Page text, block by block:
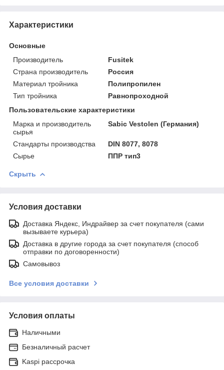
Характеристики
Основные
Производитель
Fusitek
Страна производитель
Россия
Материал тройника
Полипропилен
Тип тройника
Равнопроходной
Пользовательские характеристики
Марка и производитель
сырья
Sabic Vestolen (Германия)
Стандарты производства
DIN 8077, 8078
Сырье
ППР тип3
Скрыть
Условия доставки
Доставка Яндекс, Индрайвер за счет покупателя (сами
вызываете курьера)
Доставка в другие города за счет покупателя (способ
отправки по договоренности)
Самовывоз
Все условия доставки
Условия оплаты
Наличными
Безналичный расчет
Kaspi рассрочка